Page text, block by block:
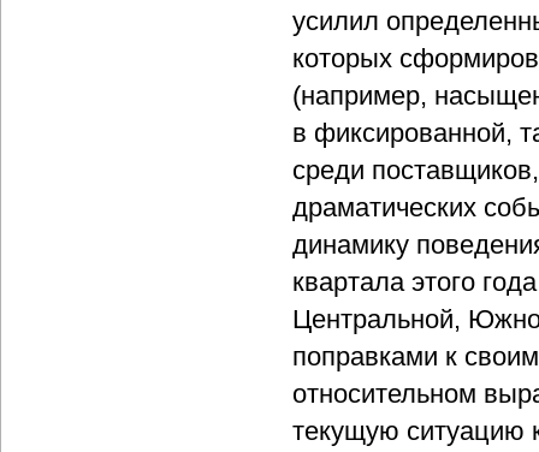
усилил
которых
(например,
в фиксированной,
среди
драматических
динамику
квартала этого
Центральной,
поправками к
относительном
текущую ситуацию